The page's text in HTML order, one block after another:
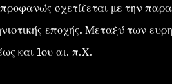
σχετίζεται με την
εποχής. Μεταξύ των
και 1ου αι. π.Χ.